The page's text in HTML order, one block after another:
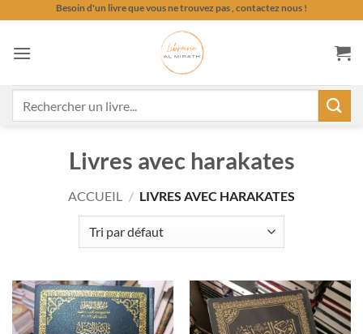
contenu
Besoin d'un livre que vous ne trouvez pas , contactez nous !
Livres avec harakates
ACCUEIL / LIVRES AVEC HARAKATES